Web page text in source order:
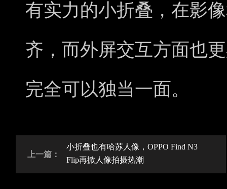
有实力的小折叠，在影
齐，而外屏交互方面也
完全可以独当一面。
上一篇：
小折叠也有哈苏人像，OPPO Find N3
Flip再掀人像拍摄热潮